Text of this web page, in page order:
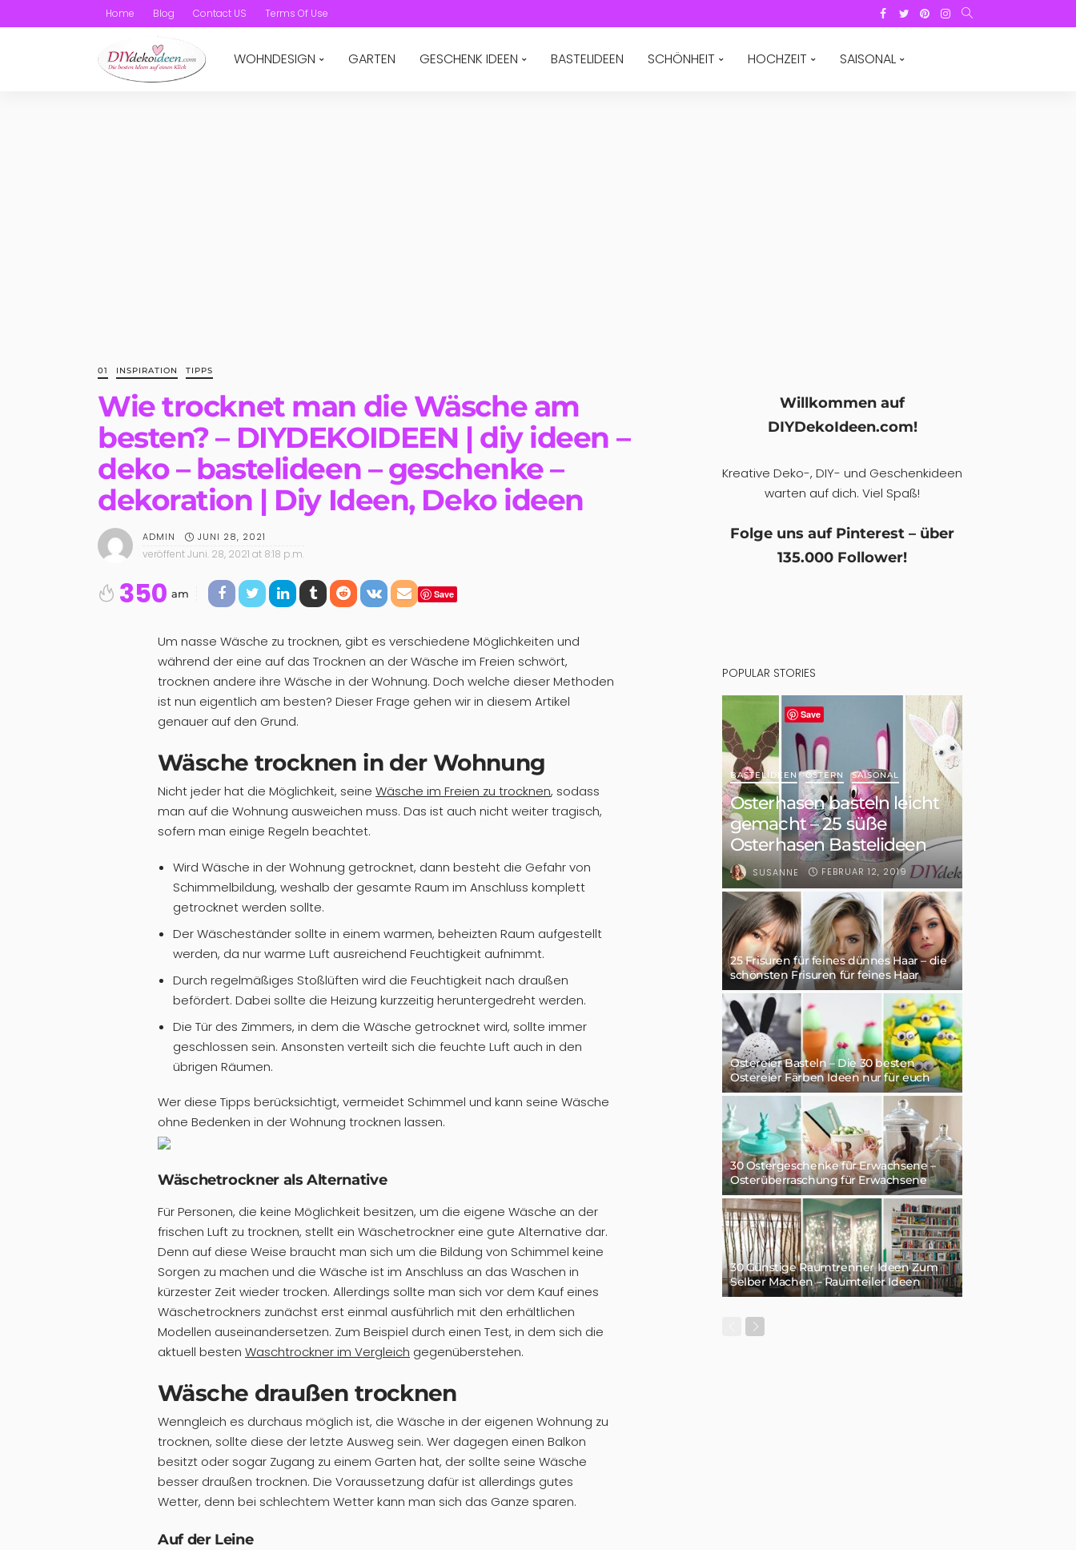
Home Blog Contact US Terms Of Use
WOHNDESIGN GARTEN GESCHENK IDEEN BASTELIDEEN SCHÖNHEIT HOCHZEIT SAISONAL
01 INSPIRATION TIPPS
Wie trocknet man die Wäsche am
besten? – DIYDEKOIDEEN | diy ideen –
deko – bastelideen – geschenke –
dekoration | Diy Ideen, Deko ideen
ADMIN JUNI 28, 2021
veröffentJuni. 28, 2021 at 8:18 p.m.
350 am Save
Um nasse Wäsche zu trocknen, gibt es verschiedene Möglichkeiten und
während der eine auf das Trocknen an der Wäsche im Freien schwört,
trocknen andere ihre Wäsche in der Wohnung. Doch welche dieser Methoden
ist nun eigentlich am besten? Dieser Frage gehen wir in diesem Artikel
genauer auf den Grund.
Wäsche trocknen in der Wohnung
Nicht jeder hat die Möglichkeit, seine Wäsche im Freien zu trocknen, sodass
man auf die Wohnung ausweichen muss. Das ist auch nicht weiter tragisch,
sofern man einige Regeln beachtet.
Wird Wäsche in der Wohnung getrocknet, dann besteht die Gefahr von
Schimmelbildung, weshalb der gesamte Raum im Anschluss komplett
getrocknet werden sollte.
Der Wäscheständer sollte in einem warmen, beheizten Raum aufgestellt
werden, da nur warme Luft ausreichend Feuchtigkeit aufnimmt.
Durch regelmäßiges Stoßlüften wird die Feuchtigkeit nach draußen
befördert. Dabei sollte die Heizung kurzzeitig heruntergedreht werden.
Die Tür des Zimmers, in dem die Wäsche getrocknet wird, sollte immer
geschlossen sein. Ansonsten verteilt sich die feuchte Luft auch in den
übrigen Räumen.
Wer diese Tipps berücksichtigt, vermeidet Schimmel und kann seine Wäsche
ohne Bedenken in der Wohnung trocknen lassen.
Wäschetrockner als Alternative
Für Personen, die keine Möglichkeit besitzen, um die eigene Wäsche an der
frischen Luft zu trocknen, stellt ein Wäschetrockner eine gute Alternative dar.
Denn auf diese Weise braucht man sich um die Bildung von Schimmel keine
Sorgen zu machen und die Wäsche ist im Anschluss an das Waschen in
kürzester Zeit wieder trocken. Allerdings sollte man sich vor dem Kauf eines
Wäschetrockners zunächst erst einmal ausführlich mit den erhältlichen
Modellen auseinandersetzen. Zum Beispiel durch einen Test, in dem sich die
aktuell besten Waschtrockner im Vergleich gegenüberstehen.
Wäsche draußen trocknen
Wenngleich es durchaus möglich ist, die Wäsche in der eigenen Wohnung zu
trocknen, sollte diese der letzte Ausweg sein. Wer dagegen einen Balkon
besitzt oder sogar Zugang zu einem Garten hat, der sollte seine Wäsche
besser draußen trocknen. Die Voraussetzung dafür ist allerdings gutes
Wetter, denn bei schlechtem Wetter kann man sich das Ganze sparen.
Auf der Leine
Willkommen auf
DIYDekoIdeen.com!
Kreative Deko-, DIY- und Geschenkideen
warten auf dich. Viel Spaß!
Folge uns auf Pinterest – über
135.000 Follower!
POPULAR STORIES
Save
BASTELIDEEN OSTERN SAISONAL
Osterhasen basteln leicht
gemacht – 25 süße
Osterhasen Bastelideen
SUSANNE FEBRUAR 12, 2019
25 Frisuren für feines dünnes Haar – die
schönsten Frisuren für feines Haar
Ostereier Basteln – Die 30 besten
Ostereier Färben Ideen nur für euch
30 Ostergeschenke für Erwachsene –
Osterüberraschung für Erwachsene
30 Günstige Raumtrenner Ideen Zum
Selber Machen – Raumteiler Ideen